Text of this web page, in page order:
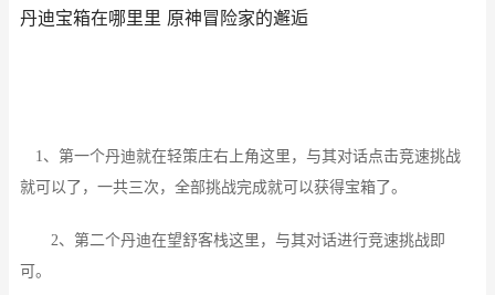
丹迪宝箱在哪里里 原神冒险家的邂逅
1、第一个丹迪就在轻策庄右上角这里，与其对话点击竞速挑战
就可以了，一共三次，全部挑战完成就可以获得宝箱了。
2、第二个丹迪在望舒客栈这里，与其对话进行竞速挑战即
可。